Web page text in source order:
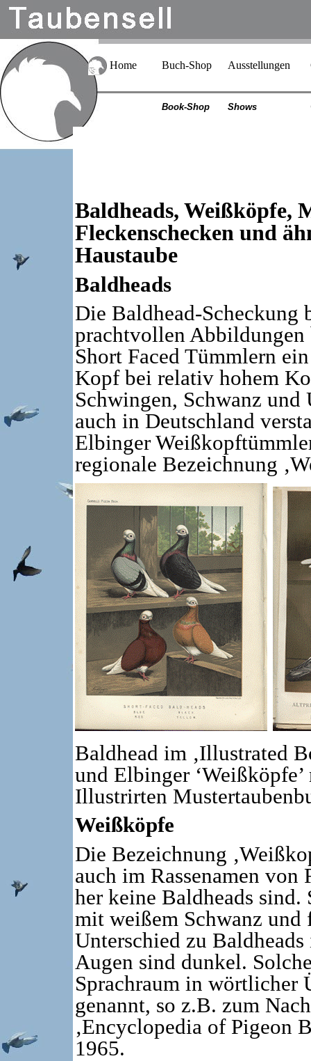
Home Buch-Shop Ausstellungen
Book-Shop Shows
Baldheads, Weißköpfe,
Fleckenschecken und
Haustaube
Baldheads
Die Baldhead-Scheckung
prachtvollen
Short Faced Tümmlern
Kopf bei relativ hohem
Schwingen, Schwanz
auch in Deutschland
Elbinger
regionale Bezeichnung
Baldhead im ‚Illustrated
und Elbinger
Illustrirten
Weißköpfe
Die Bezeichnung
auch im Rassenamen von
her keine Baldheads
mit weißem Schwanz
Unterschied zu
Augen sind dunkel.
Sprachraum in wörtlicher
genannt, so z.B. zum
‚Encyclopedia of Pigeon
1965.